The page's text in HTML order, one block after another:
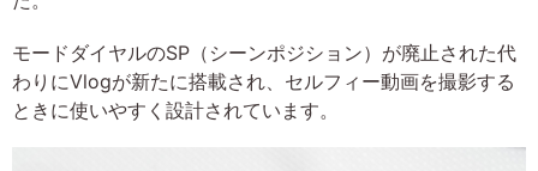
モードダイヤルのSP（シーンポジション）が廃止された代
わりにVlogが新たに搭載され、セルフィー動画を撮影する
ときに使いやすく設計されています。